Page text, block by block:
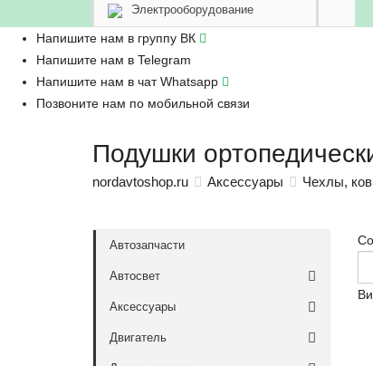
Электрооборудование
Напишите нам в группу ВК
Напишите нам в Telegram
Напишите нам в чат Whatsapp
Позвоните нам по мобильной связи
Подушки
nordavtoshop.ru Аксессуары Чехлы,
Автозапчасти
Автосвет
Аксессуары
Двигатель